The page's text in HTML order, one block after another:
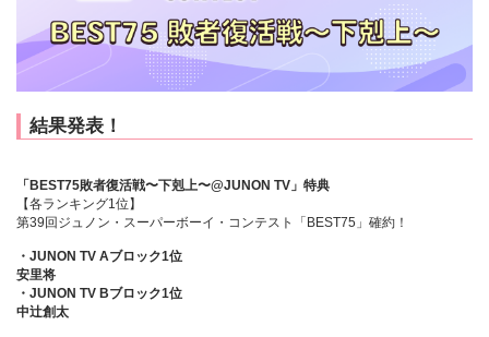
結果発表！
「BEST75敗者復活戦〜下剋上〜@JUNON TV」特典
【各ランキング1位】
第39回ジュノン・スーパーボーイ・コンテスト「BEST75」確約！
・JUNON TV Aブロック1位
安里将
・JUNON TV Bブロック1位
中辻創太